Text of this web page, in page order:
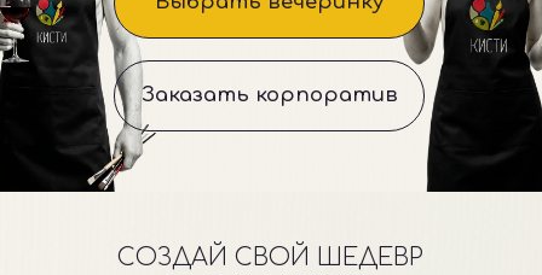
РАСПИСАНИЕ
У нас летние каникулы 🎨
Кисти отложены, краски
отдыхают — но совсем
Мы берём паузу, чтобы набраться
сил, вдохновения и придумать
ЗА ОДИН ВЕЧЕР